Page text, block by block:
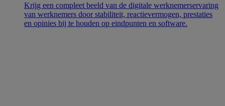
Krijg een compleet beeld van de digitale werknemerservaring
van werknemers door stabiliteit, reactievermogen, prestaties
en opinies bij te houden op eindpunten en software.